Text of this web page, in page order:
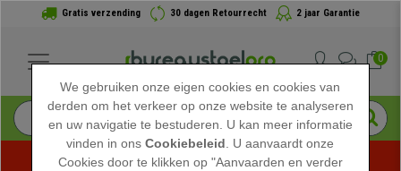
Gratis verzending 30 dagen Retourrecht 2 jaar Garantie
0
We gebruiken onze eigen cookies en cookies van
derden om het verkeer op onze website te analyseren
en uw navigatie te bestuderen. U kan meer informatie
vinden in onsCookiebeleid . U aanvaardt onze
Cookies door te klikken op "Aanvaarden en verder